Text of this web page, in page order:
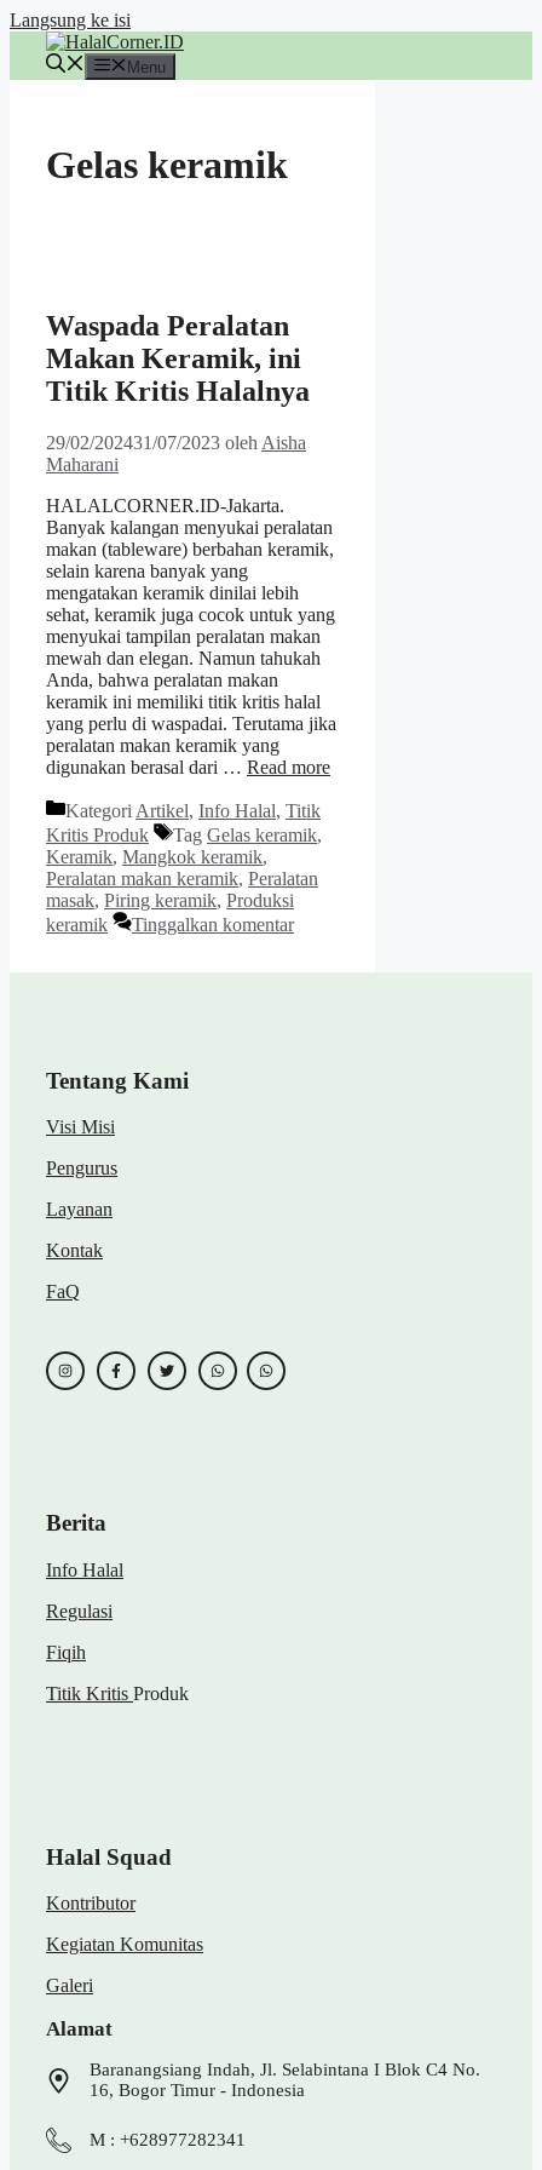
Langsung ke isi
Menu
Gelas keramik
Waspada Peralatan
Makan Keramik, ini
Titik Kritis Halalnya
29/02/202431/07/2023 oleh Aisha
Maharani
HALALCORNER.ID-Jakarta.
Banyak kalangan menyukai peralatan
makan (tableware) berbahan keramik,
selain karena banyak yang
mengatakan keramik dinilai lebih
sehat, keramik juga cocok untuk yang
menyukai tampilan peralatan makan
mewah dan elegan. Namun tahukah
Anda, bahwa peralatan makan
keramik ini memiliki titik kritis halal
yang perlu di waspadai. Terutama jika
peralatan makan keramik yang
digunakan berasal dari … Read more
Kategori Artikel, Info Halal, Titik
Kritis Produk
Tag Gelas keramik,
Keramik, Mangkok keramik,
Peralatan makan keramik, Peralatan
masak, Piring keramik, Produksi
keramik
Tinggalkan komentar
Tentang Kami
Visi Misi
Pengurus
Layanan
Kontak
FaQ
Berita
Info Halal
Regulasi
Fiqih
Titik Kritis Produk
Halal Squad
Kontributor
Kegiatan Komunitas
Galeri
Alamat
Baranangsiang Indah, Jl. Selabintana I Blok C4 No.
16, Bogor Timur - Indonesia
M : +628977282341